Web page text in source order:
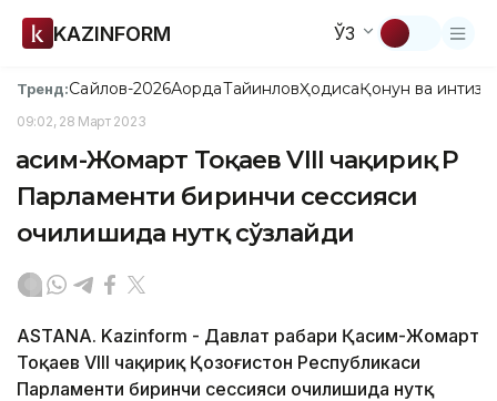
KAZINFORM ЎЗ
Тренд:Сайлов-2026АқордаТайинловҲодисаҚонун ва
09:02, 28 Март 2023
Қасим-Жомарт Тоқаев VIII чақириқ ҚР
Парламенти биринчи сессияси
очилишида нутқ сўзлайди
ASTANА. Kazinform - Давлат раҳбари Қасим-Жомарт
Тоқаев VIII чақириқ Қозоғистон Республикаси
Парламенти биринчи сессияси очилишида нутқ